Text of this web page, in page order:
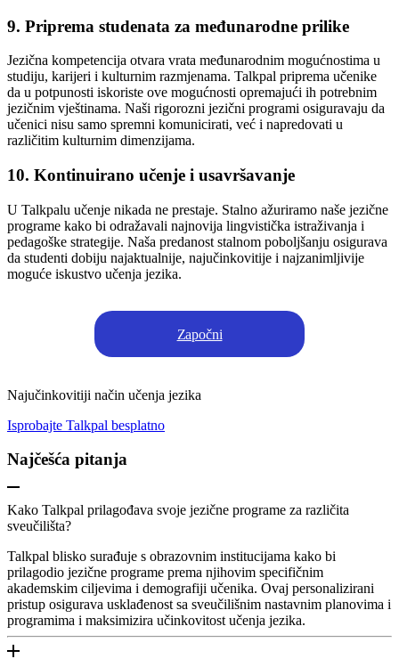
9. Priprema studenata za međunarodne prilike
Jezična kompetencija otvara vrata međunarodnim mogućnostima u
studiju, karijeri i kulturnim razmjenama. Talkpal priprema učenike
da u potpunosti iskoriste ove mogućnosti opremajući ih potrebnim
jezičnim vještinama. Naši rigorozni jezični programi osiguravaju da
učenici nisu samo spremni komunicirati, već i napredovati u
različitim kulturnim dimenzijama.
10. Kontinuirano učenje i usavršavanje
U Talkpalu učenje nikada ne prestaje. Stalno ažuriramo naše jezične
programe kako bi odražavali najnovija lingvistička istraživanja i
pedagoške strategije. Naša predanost stalnom poboljšanju osigurava
da studenti dobiju najaktualnije, najučinkovitije i najzanimljivije
moguće iskustvo učenja jezika.
Započni
Najučinkovitiji način učenja jezika
Isprobajte Talkpal besplatno
Najčešća pitanja
Kako Talkpal prilagođava svoje jezične programe za različita
sveučilišta?
Talkpal blisko surađuje s obrazovnim institucijama kako bi
prilagodio jezične programe prema njihovim specifičnim
akademskim ciljevima i demografiji učenika. Ovaj personalizirani
pristup osigurava usklađenost sa sveučilišnim nastavnim planovima i
programima i maksimizira učinkovitost učenja jezika.